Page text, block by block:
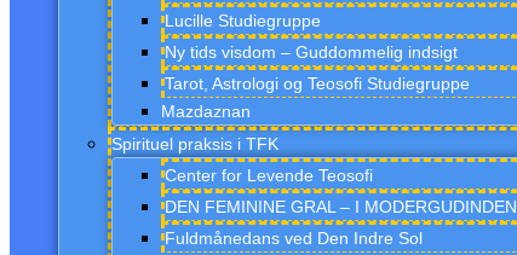
Lucille Studiegruppe
Ny tids visdom – Guddommelig indsigt
Tarot, Astrologi og Teosofi Studiegruppe
Mazdaznan
Spirituel praksis i TFK
Center for Levende Teosofi
DEN FEMININE GRAL – I
Fuldmånedans ved Den Indre Sol